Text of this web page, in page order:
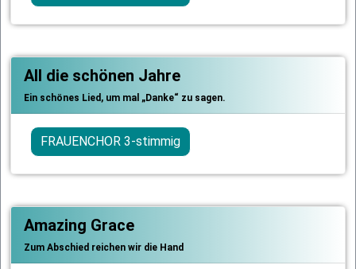
All die schönen Jahre
Ein schönes Lied, um mal „Danke“ zu sagen.
FRAUENCHOR 3-stimmig
Amazing Grace
Zum Abschied reichen wir die Hand